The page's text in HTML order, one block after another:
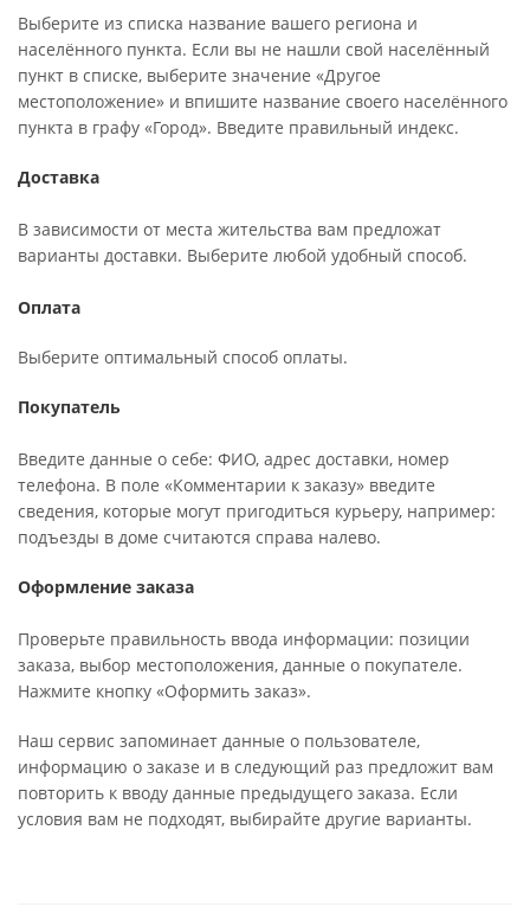
Выберите из списка название вашего региона и
населённого пункта. Если вы не нашли свой населённый
пункт в списке, выберите значение «Другое
местоположение» и впишите название своего населённого
пункта в графу «Город». Введите правильный индекс.
Доставка
В зависимости от места жительства вам предложат
варианты доставки. Выберите любой удобный способ.
Оплата
Выберите оптимальный способ оплаты.
Покупатель
Введите данные о себе: ФИО, адрес доставки, номер
телефона. В поле «Комментарии к заказу» введите
сведения, которые могут пригодиться курьеру, например:
подъезды в доме считаются справа налево.
Оформление заказа
Проверьте правильность ввода информации: позиции
заказа, выбор местоположения, данные о покупателе.
Нажмите кнопку «Оформить заказ».
Наш сервис запоминает данные о пользователе,
информацию о заказе и в следующий раз предложит вам
повторить к вводу данные предыдущего заказа. Если
условия вам не подходят, выбирайте другие варианты.